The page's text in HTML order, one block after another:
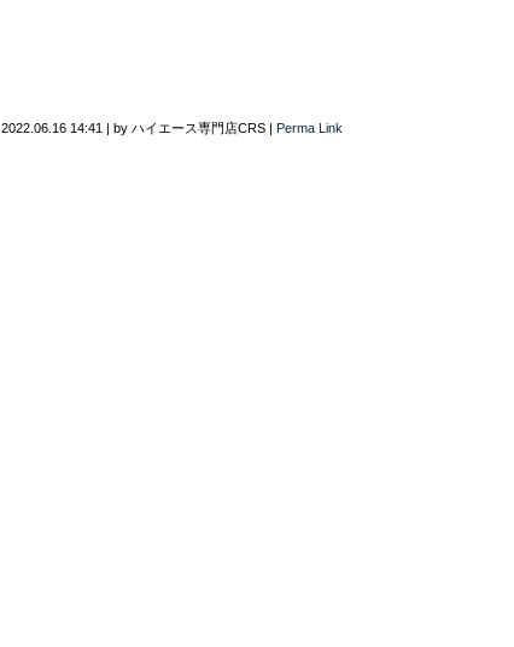
2022.06.16 14:41 by ハイエース専門店CRS Perma Link